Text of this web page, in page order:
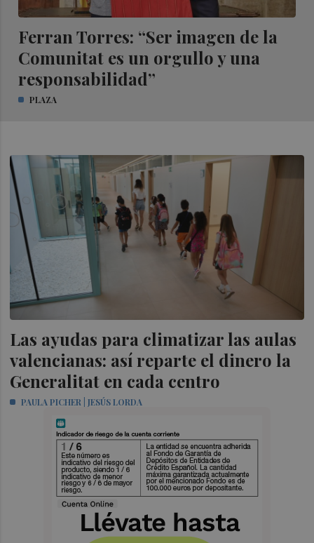
Ferran Torres: “Ser imagen de la
Comunitat es un orgullo y una
responsabilidad”
PLAZA
Las ayudas para climatizar las aulas
valencianas: así reparte el dinero la
Generalitat en cada centro
PAULA PICHER | JESÚS LORDA